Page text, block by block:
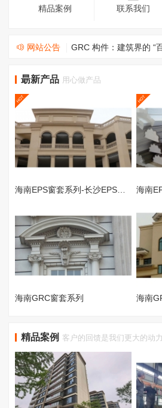
精品案例 联系我们
网站公告
朂新产品 用心做产品
海南EPS窗套系列-长沙EPS线条 海南
海南GRC窗套系列
精品案例 客户的回馈是我们更大的动力